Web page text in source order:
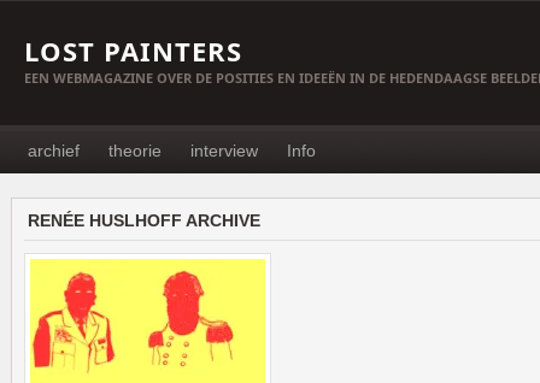
LOST PAINTERS
EEN WEBMAGAZINE OVER DE POSITIES EN IDEEËN IN DE HEDENDAAGSE
archief theorie interview Info
RENÉE HUSLHOFF ARCHIVE